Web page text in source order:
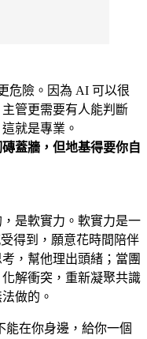
危險。因為 AI 可以很
管更需要有人能判斷
就是專業。
蓋牆，但地基得要你自
是軟實力。軟實力是一
得到，願意花時間陪伴
，幫他理出頭緒；當團
解衝突，重新凝聚共識
做的。
能在你身邊，給你一個